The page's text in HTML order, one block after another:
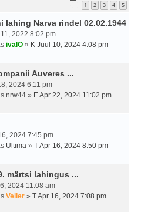
1 2 3 4 5
lahing Narva rindel 02.02.1944
2022 8:02 pm
ivalO » K Juul 10, 2024 4:08 pm
Auveres ...
2024 6:11 pm
nrw44 » E Apr 22, 2024 11:02 pm
2024 7:45 pm
Ultima » T Apr 16, 2024 8:50 pm
märtsi lahingus ...
2024 11:08 am
Veiler » T Apr 16, 2024 7:08 pm